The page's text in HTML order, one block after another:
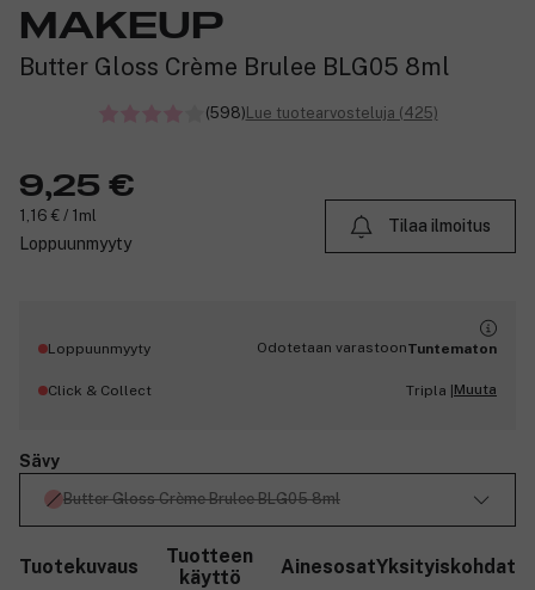
MAKEUP
Butter Gloss Crème Brulee BLG05 8ml
(598)Lue tuotearvosteluja (425)
9,25 €
1,16 € / 1ml
Loppuunmyyty
Tilaa ilmoitus
Loppuunmyyty Odotetaan varastoonTuntematon
Click & Collect Tripla |Muuta
Sävy
Butter Gloss Crème Brulee BLG05 8ml
Tuotekuvaus
Tuotteen
käyttö
AinesosatYksityiskohdat